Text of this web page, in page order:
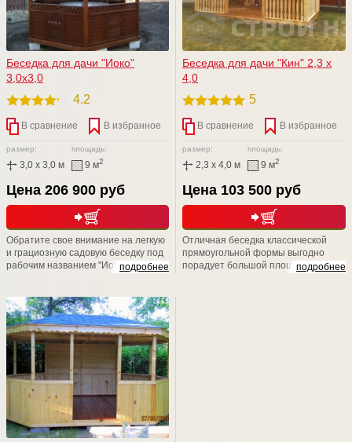
Беседка для дачи "Иоко"
3,0х3,0
4.2
В сравнение В избранное
размер:
3,0 x 3,0 м
площадь:
9 м2
Цена 206 900 руб
подробнее
Обратите свое внимание на легкую
и грациозную садовую беседку под
рабочим названием "Иоко". Данная
любителей уединения. Ажурные
элементы придают красоту и
легкость Красота -страшная сила!
Любая размерная линейка.
Вместимость до 12 человек!
Беседка для дачи "Кин" 2,3 х
4,0
5
В сравнение В избранное
размер:
2,3 x 4,0 м
площадь:
9 м2
Цена 103 500 руб
подробнее
Отличная беседка классической
прямоугольной формы выгодно
порадует большой площадью и